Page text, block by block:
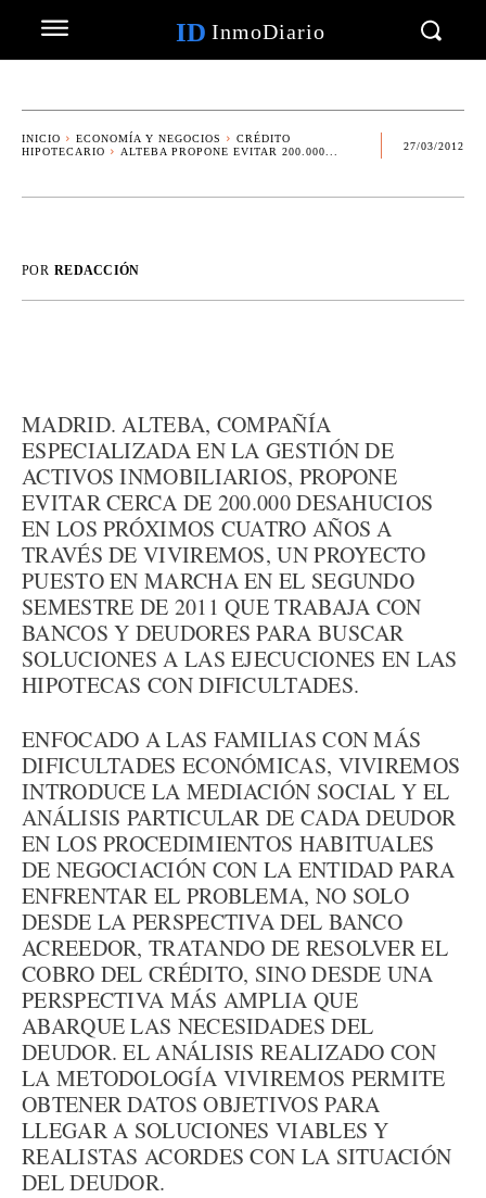
ID InmoDiario
INICIO ECONOMÍA Y NEGOCIOS
CRÉDITO
HIPOTECARIO
ALTEBA PROPONE EVITAR 200.000...
27/03/2012
POR REDACCIÓN
MADRID. ALTEBA, COMPAÑÍA
ESPECIALIZADA EN LA GESTIÓN DE
ACTIVOS INMOBILIARIOS, PROPONE
EVITAR CERCA DE 200.000 DESAHUCIOS
EN LOS PRÓXIMOS CUATRO AÑOS A
TRAVÉS DE VIVIREMOS, UN PROYECTO
PUESTO EN MARCHA EN EL SEGUNDO
SEMESTRE DE 2011 QUE TRABAJA CON
BANCOS Y DEUDORES PARA BUSCAR
SOLUCIONES A LAS EJECUCIONES EN LAS
HIPOTECAS CON DIFICULTADES.
ENFOCADO A LAS FAMILIAS CON MÁS
DIFICULTADES ECONÓMICAS, VIVIREMOS
INTRODUCE LA MEDIACIÓN SOCIAL Y EL
ANÁLISIS PARTICULAR DE CADA DEUDOR
EN LOS PROCEDIMIENTOS HABITUALES
DE NEGOCIACIÓN CON LA ENTIDAD PARA
ENFRENTAR EL PROBLEMA, NO SOLO
DESDE LA PERSPECTIVA DEL BANCO
ACREEDOR, TRATANDO DE RESOLVER EL
COBRO DEL CRÉDITO, SINO DESDE UNA
PERSPECTIVA MÁS AMPLIA QUE
ABARQUE LAS NECESIDADES DEL
DEUDOR. EL ANÁLISIS REALIZADO CON
LA METODOLOGÍA VIVIREMOS PERMITE
OBTENER DATOS OBJETIVOS PARA
LLEGAR A SOLUCIONES VIABLES Y
REALISTAS ACORDES CON LA SITUACIÓN
DEL DEUDOR.